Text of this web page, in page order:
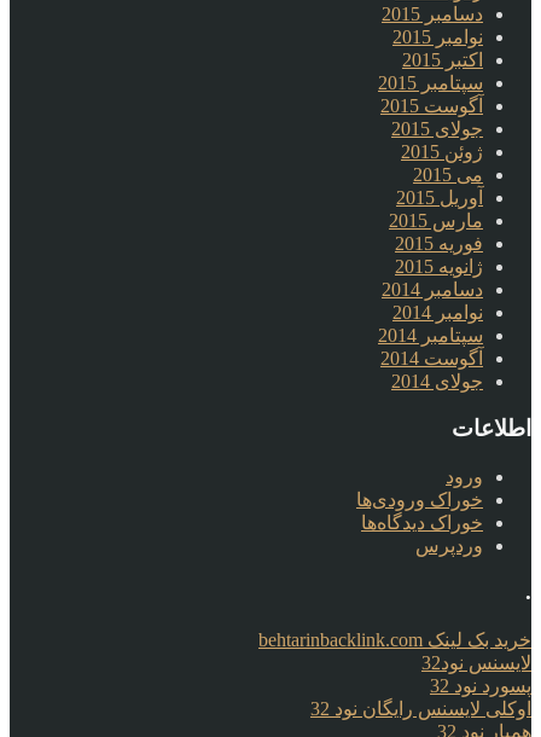
دسامبر 2015
نوامبر 2015
اکتبر 2015
سپتامبر 2015
آگوست 2015
جولای 2015
ژوئن 2015
می 2015
آوریل 2015
مارس 2015
فوریه 2015
ژانویه 2015
دسامبر 2014
نوامبر 2014
سپتامبر 2014
آگوست 2014
جولای 2014
اطلاعات
ورود
خوراک ورودی‌ها
خوراک دیدگاه‌ها
وردپرس
.
خرید بک لینک behtarinbacklink.com
لایسنس نود32
پسورد نود 32
اوکلی لایسنس رایگان نود 32
همیار نود 32